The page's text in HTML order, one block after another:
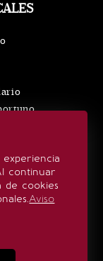
continuar
de cookies
Aviso